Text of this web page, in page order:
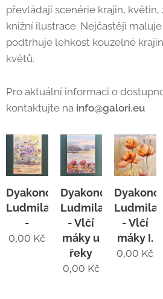
převládají scenérie krajin,
knižní ilustrace. Nejčastěji
podtrhuje lehkost kouzelné
květů.
Pro aktuální informaci o
kontaktujte na info@galori.eu
Dyakonchuk
Ludmila
-
0,00 Kč
Dyakonchuk
Ludmila
- Vlčí
máky u
řeky
0,00 Kč
Ludmila
- Vlčí
máky I.
0,00 Kč